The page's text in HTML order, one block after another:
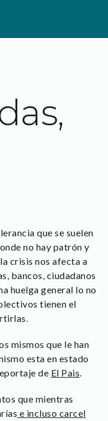
que se suelen
no hay patrón y
crisis nos afecta a
bancos, ciudadanos
huelga general lo no
tienen el
mismos que le han
esta en estado
de El Pais.
que mientras
e incluso carcel